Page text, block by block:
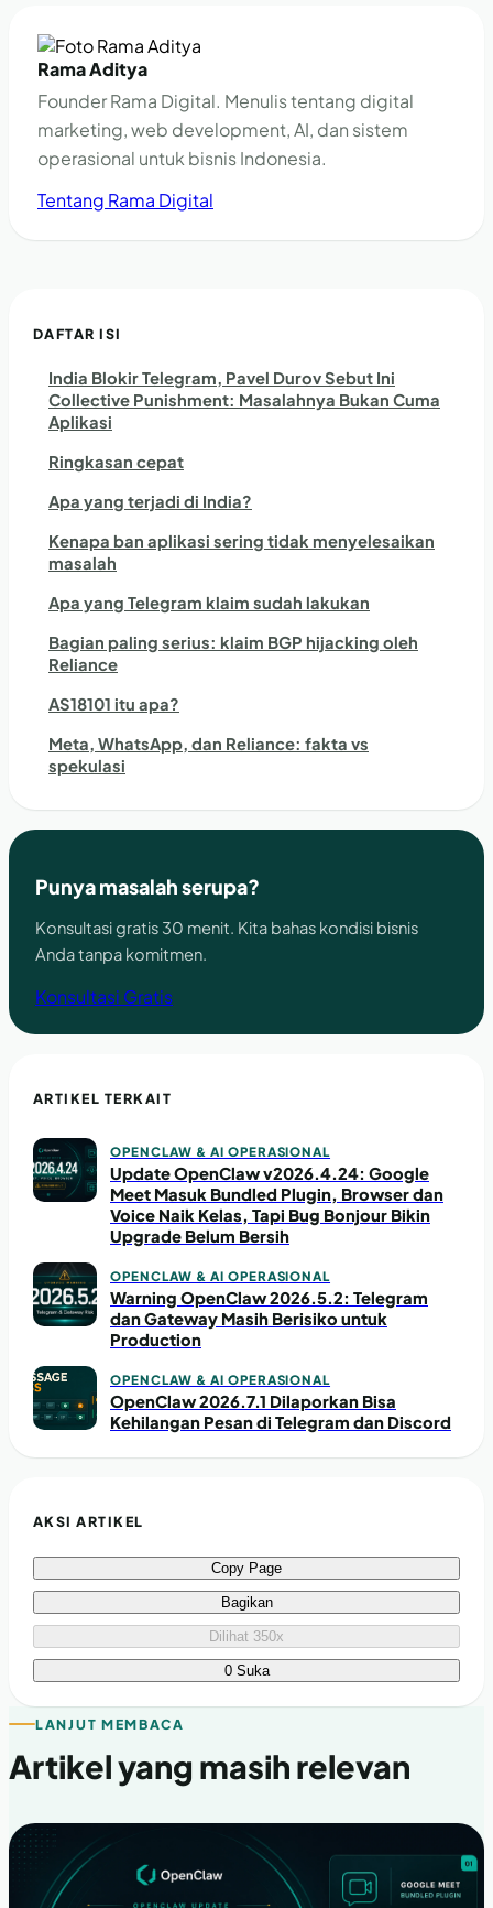
Rama Aditya
Founder Rama Digital. Menulis tentang digital
marketing, web development, AI, dan sistem
operasional untuk bisnis Indonesia.
Tentang Rama Digital
DAFTAR ISI
India Blokir Telegram, Pavel Durov Sebut Ini
Collective Punishment: Masalahnya Bukan Cuma
Aplikasi
Ringkasan cepat
Apa yang terjadi di India?
Kenapa ban aplikasi sering tidak menyelesaikan
masalah
Apa yang Telegram klaim sudah lakukan
Bagian paling serius: klaim BGP hijacking oleh
Reliance
AS18101 itu apa?
Meta, WhatsApp, dan Reliance: fakta vs
spekulasi
Punya masalah serupa?
Konsultasi gratis 30 menit. Kita bahas kondisi bisnis
Anda tanpa komitmen.
Konsultasi Gratis
ARTIKEL TERKAIT
OPENCLAW & AI OPERASIONAL
Update OpenClaw v2026.4.24: Google
Meet Masuk Bundled Plugin, Browser dan
Voice Naik Kelas, Tapi Bug Bonjour Bikin
Upgrade Belum Bersih
OPENCLAW & AI OPERASIONAL
Warning OpenClaw 2026.5.2: Telegram
dan Gateway Masih Berisiko untuk
Production
OPENCLAW & AI OPERASIONAL
OpenClaw 2026.7.1 Dilaporkan Bisa
Kehilangan Pesan di Telegram dan Discord
AKSI ARTIKEL
Copy Page
Bagikan
Dilihat 350x
0 Suka
LANJUT MEMBACA
Artikel yang masih relevan